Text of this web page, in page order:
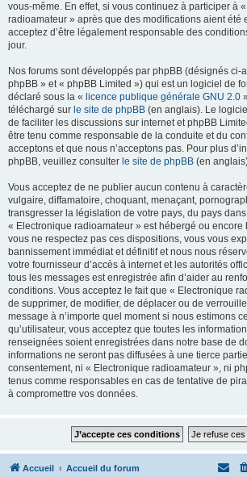
vous-même. En effet, si vous continuez à participer à
radioamateur » après que des modifications aient été
acceptez d’être légalement responsable des
jour.
Nos forums sont développés par phpBB (désignés ci-
phpBB » et « phpBB Limited ») qui est un logiciel de
déclaré sous la « licence publique générale GNU 2.0
téléchargé sur le site de phpBB (en anglais). Le
de faciliter les discussions sur internet et phpBB
être tenu comme responsable de la conduite et du
acceptons et que nous n’acceptons pas. Pour plus
phpBB, veuillez consulter le site de phpBB (en
Vous acceptez de ne publier aucun contenu à
vulgaire, diffamatoire, choquant, menaçant,
transgresser la législation de votre pays, du pays
« Electronique radioamateur » est hébergé ou encore
vous ne respectez pas ces dispositions, vous vous
bannissement immédiat et définitif et nous nous
votre fournisseur d’accès à internet et les autorités
tous les messages est enregistrée afin d’aider au
conditions. Vous acceptez le fait que « Electronique
de supprimer, de modifier, de déplacer ou de
message à n’importe quel moment si nous estimons
qu’utilisateur, vous acceptez que toutes les
renseignées soient enregistrées dans notre base de
informations ne seront pas diffusées à une tierce
consentement, ni « Electronique radioamateur », ni
tenus comme responsables en cas de tentative de
à compromettre vos données.
Accueil Accueil du forum